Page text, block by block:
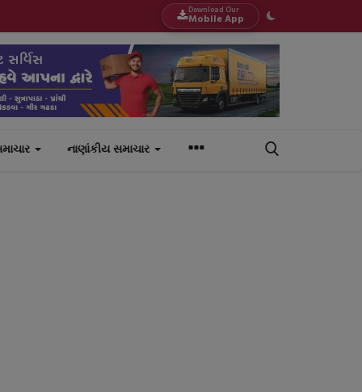
Download Our
Mobile App
નાણાંકીય સમાચાર